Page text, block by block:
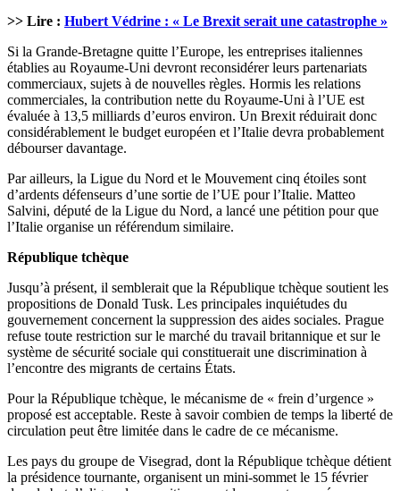
>> Lire : Hubert Védrine : « Le Brexit serait une catastrophe »
Si la Grande-Bretagne quitte l’Europe, les entreprises italiennes
établies au Royaume-Uni devront reconsidérer leurs partenariats
commerciaux, sujets à de nouvelles règles. Hormis les relations
commerciales, la contribution nette du Royaume-Uni à l’UE est
évaluée à 13,5 milliards d’euros environ. Un Brexit réduirait donc
considérablement le budget européen et l’Italie devra probablement
débourser davantage.
Par ailleurs, la Ligue du Nord et le Mouvement cinq étoiles sont
d’ardents défenseurs d’une sortie de l’UE pour l’Italie. Matteo
Salvini, député de la Ligue du Nord, a lancé une pétition pour que
l’Italie organise un référendum similaire.
République tchèque
Jusqu’à présent, il semblerait que la République tchèque soutient les
propositions de Donald Tusk. Les principales inquiétudes du
gouvernement concernent la suppression des aides sociales. Prague
refuse toute restriction sur le marché du travail britannique et sur le
système de sécurité sociale qui constituerait une discrimination à
l’encontre des migrants de certains États.
Pour la République tchèque, le mécanisme de « frein d’urgence »
proposé est acceptable. Reste à savoir combien de temps la liberté de
circulation peut être limitée dans le cadre de ce mécanisme.
Les pays du groupe de Visegrad, dont la République tchèque détient
la présidence tournante, organisent un mini-sommet le 15 février